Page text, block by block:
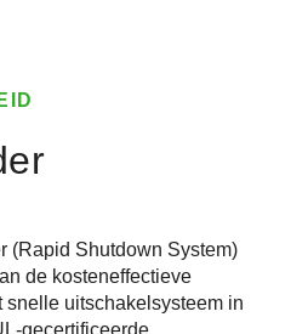
(Rapid Shutdown System)
de kosteneffectieve
snelle uitschakelsysteem in